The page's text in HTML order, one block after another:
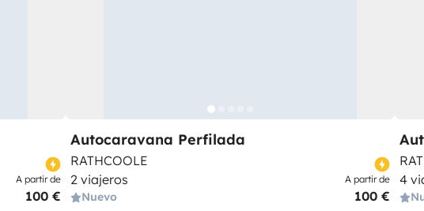
A partir de
100 €
Autocaravana Perfilada
RATHCOOLE
2 viajeros
Nuevo
A partir de
100 €
4